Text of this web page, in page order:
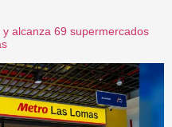
alcanza 69 supermercados